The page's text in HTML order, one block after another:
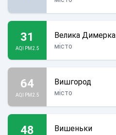
31
AQI PM2.5
Велика Димерка
місто
64
AQI PM2.5
Вишгород
місто
48 Вишеньки